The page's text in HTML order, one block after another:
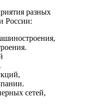
разных
России:
сетей,